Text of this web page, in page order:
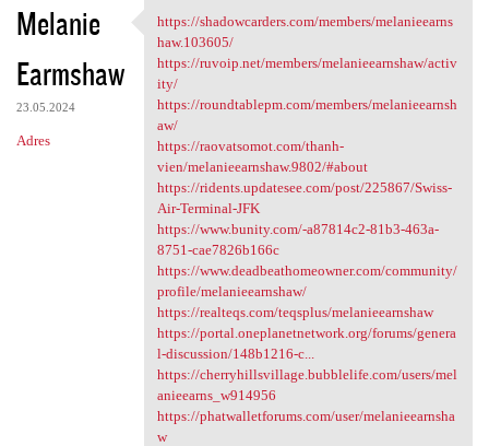
Melanie
Earmshaw
23.05.2024
Adres
https://shadowcarders.com
https://shadowcarders.com/members/melanieearns
haw.103605/
https://ruvoip.net/members/melanieearnshaw/activ
ity/
https://roundtablepm.com/members/melanieearnsh
aw/
https://raovatsomot.com/thanh-
vien/melanieearnshaw.9802/#about
https://ridents.updatesee.com/post/225867/Swiss-
Air-Terminal-JFK
https://www.bunity.com/-a87814c2-81b3-463a-
8751-cae7826b166c
https://www.deadbeathomeowner.com/community/
profile/melanieearnshaw/
https://realteqs.com/teqsplus/melanieearnshaw
https://portal.oneplanetnetwork.org/forums/genera
l-discussion/148b1216-c...
https://cherryhillsvillage.bubblelife.com/users/mel
anieearns_w914956
https://phatwalletforums.com/user/melanieearnsha
w